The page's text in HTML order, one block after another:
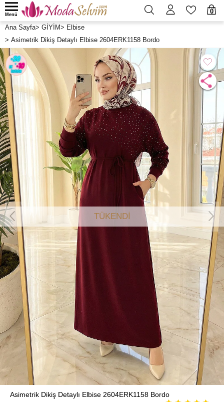
0
Menü
Ana Sayfa> GİYİM> Elbise
> Asimetrik Dikiş Detaylı Elbise 2604ERK1158 Bordo
TÜKENDİ
Asimetrik Dikiş Detaylı Elbise 2604ERK1158 Bordo